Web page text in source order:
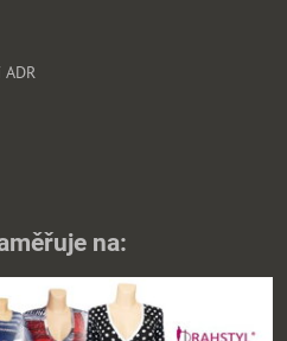
na: